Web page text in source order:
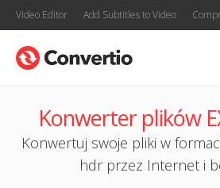
Video Editor Add Subtitles to Video
Konwerter plików
Konwertuj swoje pliki w
hdr przez Internet i